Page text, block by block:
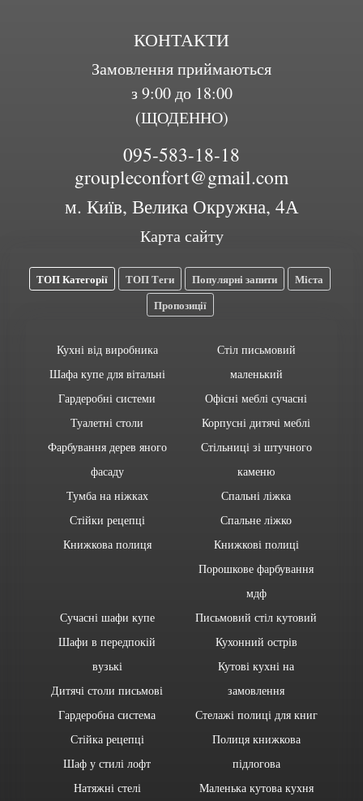
КОНТАКТИ
Замовлення приймаються
з 9:00 до 18:00
(ЩОДЕННО)
095-583-18-18
groupleconfort@gmail.com
м. Київ, Велика Окружна, 4А
Карта сайту
ТОП Категорії ТОП Теги Популярні запити
Міста
Пропозиції
Кухні від виробника
Шафа купе для вітальні
Гардеробні системи
Туалетні столи
Фарбування дерев яного
фасаду
Тумба на ніжках
Стійки рецепці
Книжкова полиця
Стіл письмовий
маленький
Офісні меблі сучасні
Корпусні дитячі меблі
Стільниці зі штучного
каменю
Спальні ліжка
Спальне ліжко
Книжкові полиці
Порошкове фарбування
мдф
Сучасні шафи купе
Шафи в передпокій
вузькі
Дитячі столи письмові
Гардеробна система
Стійка рецепці
Шаф у стилі лофт
Натяжні стелі
Письмовий стіл кутовий
Кухонний острів
Кутові кухні на
замовлення
Стелажі полиці для книг
Полиця книжкова
підлогова
Маленька кутова кухня